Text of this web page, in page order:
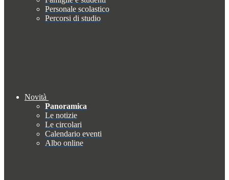
Personale scolastico
Percorsi di studio
Novità
Panoramica
Le notizie
Le circolari
Calendario eventi
Albo online